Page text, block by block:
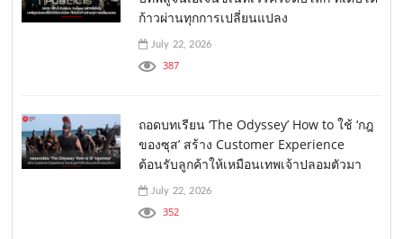
ก้าวผ่านทุกการเปลี่ยนแปลง
July 22, 2026
387
ถอดบทเรียน ‘The Odyssey’ How to ใช้ ‘กฎ
ของซุส’ สร้าง Customer Experience
ต้อนรับลูกค้าให้เหมือนเทพเจ้าปลอมตัวมา
July 22, 2026
352